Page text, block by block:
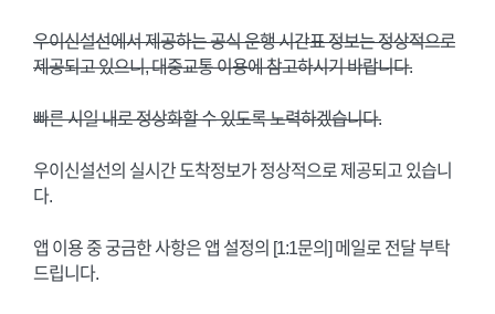
우이신설선에서 제공하는 공식 운행 시간표 정보는 정상적으로
제공되고 있으니, 대중교통 이용에 참고하시기 바랍니다.
빠른 시일 내로 정상화할 수 있도록 노력하겠습니다.
우이신설선의 실시간 도착정보가 정상적으로 제공되고 있습니
다.
앱 이용 중 궁금한 사항은 앱 설정의 [1:1문의] 메일로 전달 부탁
드립니다.